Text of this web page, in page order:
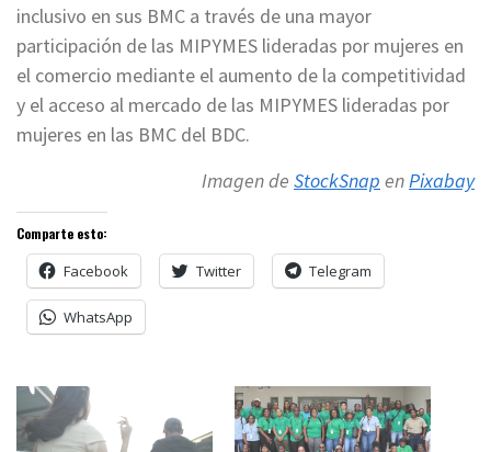
inclusivo en sus BMC a través de una mayor
participación de las MIPYMES lideradas por mujeres en
el comercio mediante el aumento de la competitividad
y el acceso al mercado de las MIPYMES lideradas por
mujeres en las BMC del BDC.
Imagen de StockSnap enPixabay
Comparte esto:
Facebook Twitter Telegram
WhatsApp